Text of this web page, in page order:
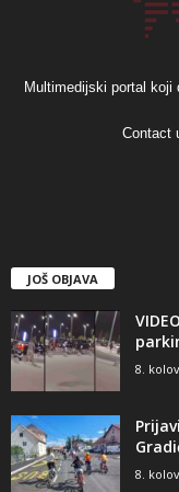
Multimedijski portal koji
Contact
JOŠ OBJAVA
8.
8.